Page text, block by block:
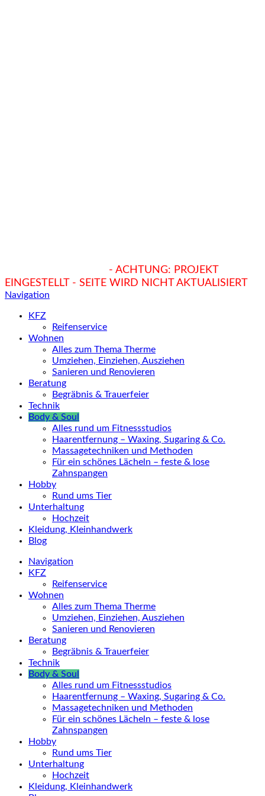
- ACHTUNG: PROJEKT
EINGESTELLT - SEITE WIRD NICHT AKTUALISIERT
Navigation
KFZ
Reifenservice
Wohnen
Alles zum Thema Therme
Umziehen, Einziehen, Ausziehen
Sanieren und Renovieren
Beratung
Begräbnis & Trauerfeier
Technik
Body & Soul
Alles rund um Fitnessstudios
Haarentfernung – Waxing, Sugaring & Co.
Massagetechniken und Methoden
Für ein schönes Lächeln – feste & lose
Zahnspangen
Hobby
Rund ums Tier
Unterhaltung
Hochzeit
Kleidung, Kleinhandwerk
Blog
Navigation
KFZ
Reifenservice
Wohnen
Alles zum Thema Therme
Umziehen, Einziehen, Ausziehen
Sanieren und Renovieren
Beratung
Begräbnis & Trauerfeier
Technik
Body & Soul
Alles rund um Fitnessstudios
Haarentfernung – Waxing, Sugaring & Co.
Massagetechniken und Methoden
Für ein schönes Lächeln – feste & lose
Zahnspangen
Hobby
Rund ums Tier
Unterhaltung
Hochzeit
Kleidung, Kleinhandwerk